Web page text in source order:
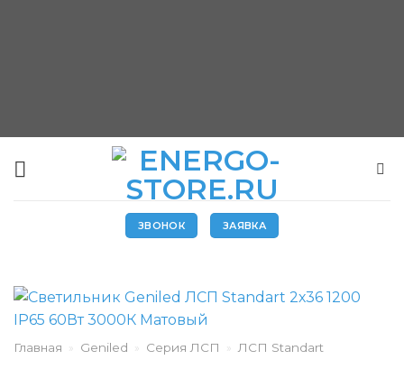
ЗВОНОК ЗАЯВКА
Главная » Geniled » Серия ЛСП » ЛСП Standart